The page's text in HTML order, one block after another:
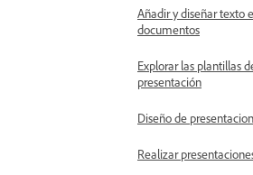
Añadir y diseñar texto
documentos
Explorar las plantillas
presentación
Diseño de
Realizar